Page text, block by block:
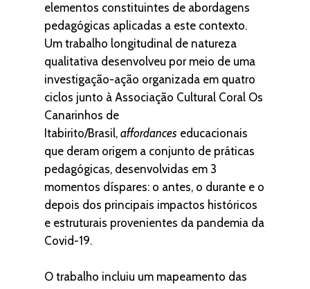
elementos constituintes de abordagens
pedagógicas aplicadas a este contexto.
Um trabalho longitudinal de natureza
qualitativa desenvolveu por meio de uma
investigação-ação organizada em quatro
ciclos junto à Associação Cultural Coral Os
Canarinhos de
Itabirito/Brasil, affordances educacionais
que deram origem a conjunto de práticas
pedagógicas, desenvolvidas em 3
momentos díspares: o antes, o durante e o
depois dos principais impactos históricos
e estruturais provenientes da pandemia da
Covid-19.
O trabalho incluiu um mapeamento das